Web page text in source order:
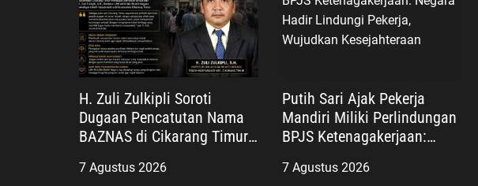
H. Zuli Zulkipli Soroti
Dugaan Pencatutan Nama
BAZNAS di Cikarang Timur,
demi Efek Jera
7 Agustus 2026
Putih Sari Ajak Pekerja
Mandiri Miliki Perlindungan
BPJS Ketenagakerjaan:
Pekerja, Wujudkan
7 Agustus 2026